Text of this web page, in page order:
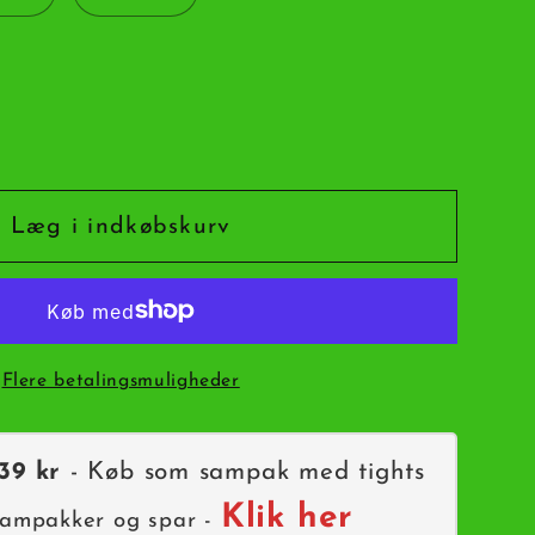
Læg i indkøbskurv
Flere betalingsmuligheder
kr - Køb som sampak med tights
og spar - Klik her